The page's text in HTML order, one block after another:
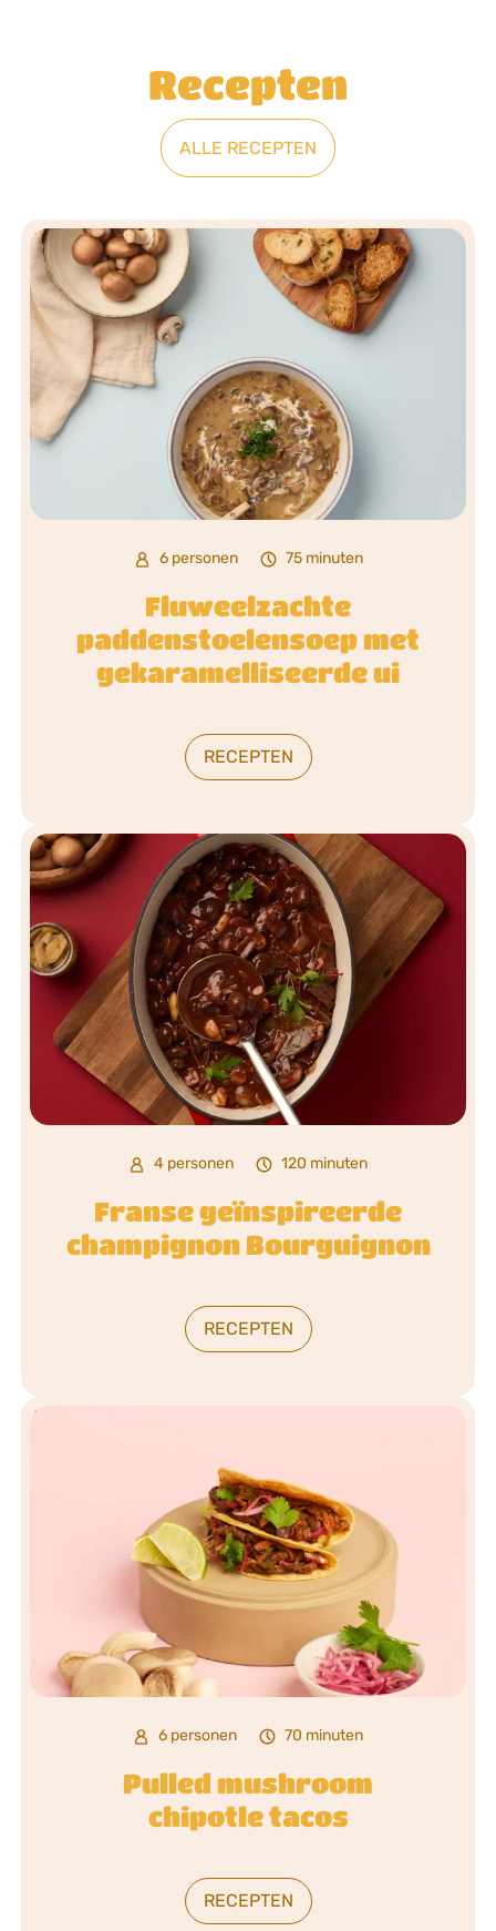
Recepten
ALLE RECEPTEN
6 personen 75 minuten
Fluweelzachte
paddenstoelensoep met
gekaramelliseerde ui
RECEPTEN
4 personen 120 minuten
Franse geïnspireerde
champignon Bourguignon
RECEPTEN
6 personen 70 minuten
Pulled mushroom
chipotle tacos
RECEPTEN